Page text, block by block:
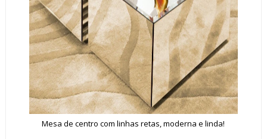
Mesa de centro com linhas retas, moderna e linda!